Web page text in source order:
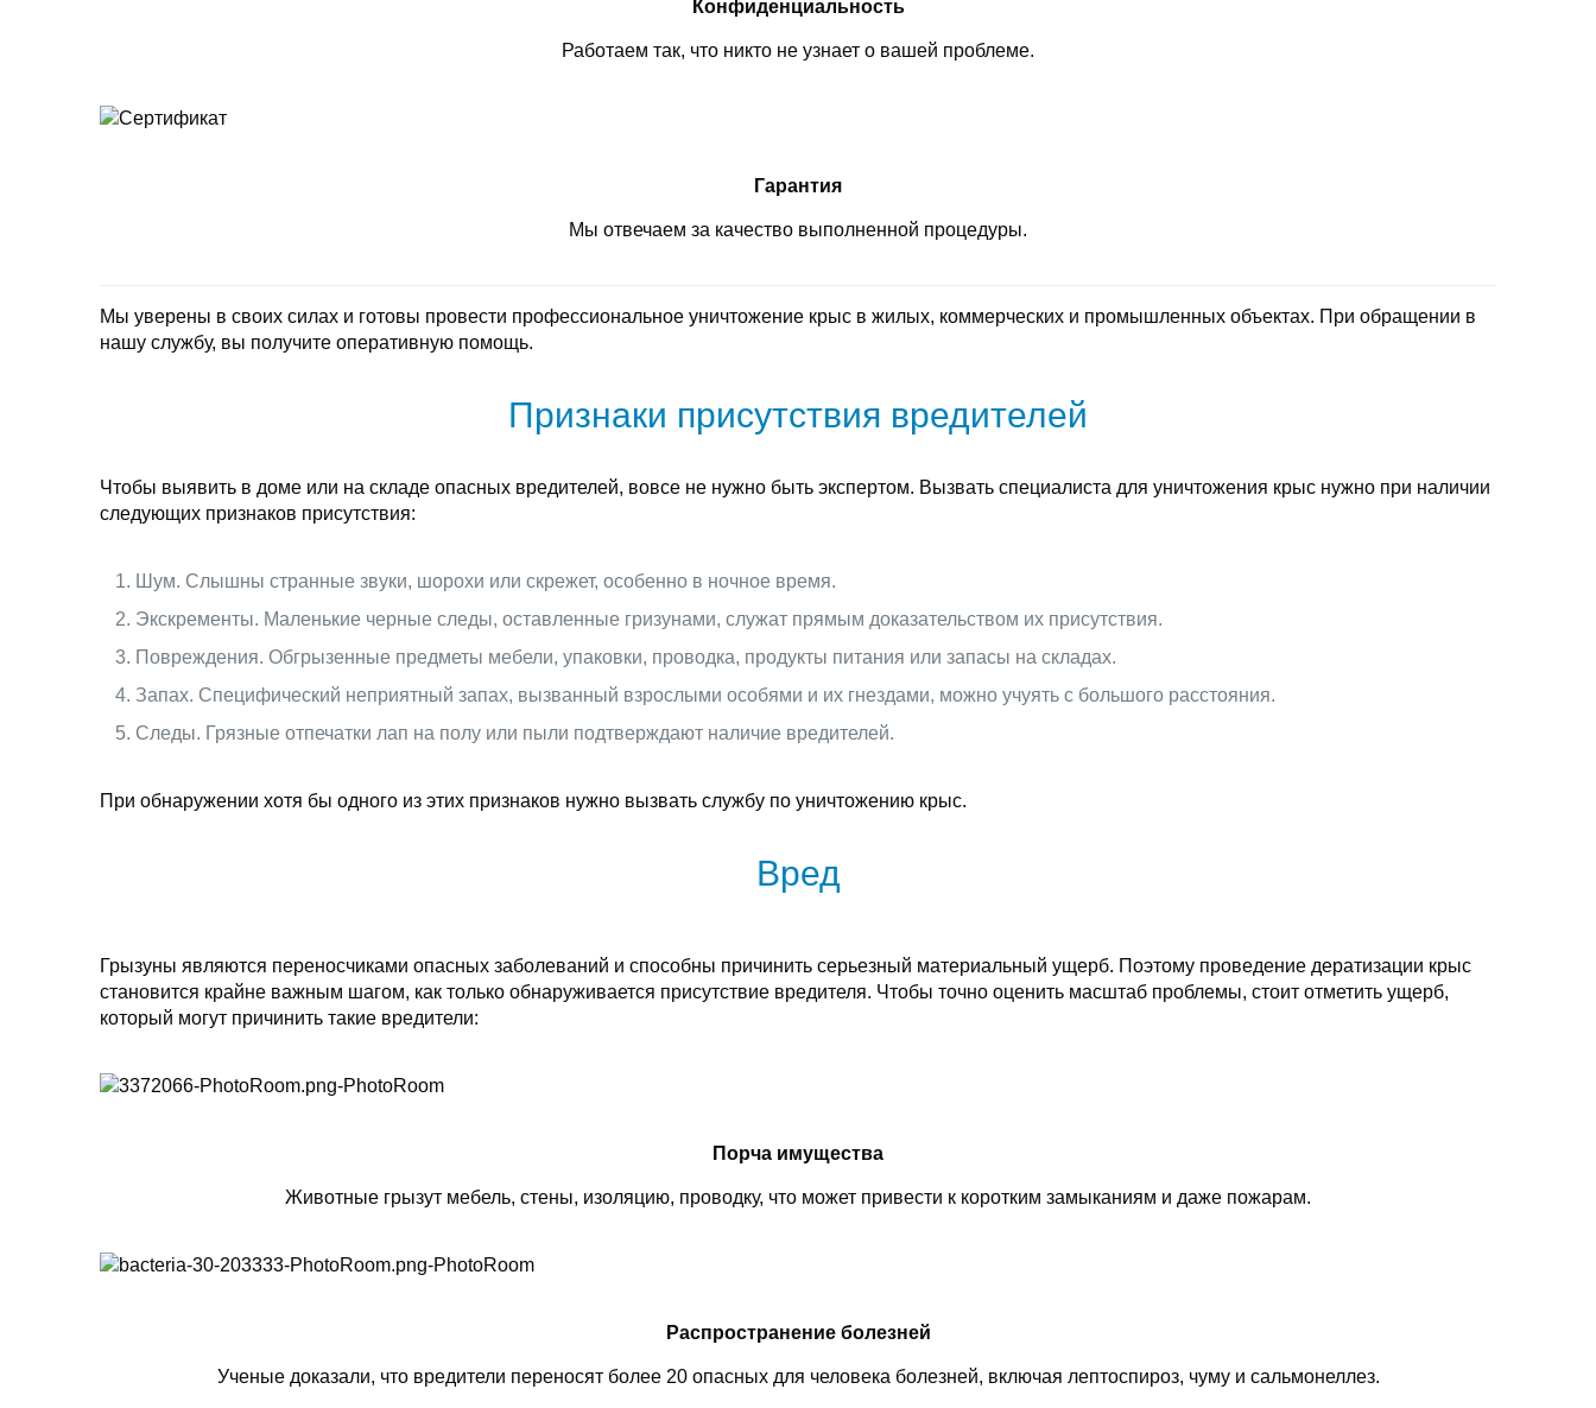
Конфиденциальность
Работаем так, что никто не узнает о вашей проблеме.
Гарантия
Мы отвечаем за качество выполненной процедуры.
Мы уверены в своих силах и готовы провести профессиональное уничтожение крыс в жилых, коммерческих и промышленных объектах. При обращении в
нашу службу, вы получите оперативную помощь.
Признаки присутствия вредителей
Чтобы выявить в доме или на складе опасных вредителей, вовсе не нужно быть экспертом. Вызвать специалиста для уничтожения крыс нужно при наличии
следующих признаков присутствия:
Шум. Слышны странные звуки, шорохи или скрежет, особенно в ночное время.
Экскременты. Маленькие черные следы, оставленные гризунами, служат прямым доказательством их присутствия.
Повреждения. Обгрызенные предметы мебели, упаковки, проводка, продукты питания или запасы на складах.
Запах. Специфический неприятный запах, вызванный взрослыми особями и их гнездами, можно учуять с большого расстояния.
Следы. Грязные отпечатки лап на полу или пыли подтверждают наличие вредителей.
При обнаружении хотя бы одного из этих признаков нужно вызвать службу по уничтожению крыс.
Вред
Грызуны являются переносчиками опасных заболеваний и способны причинить серьезный материальный ущерб. Поэтому проведение дератизации крыс
становится крайне важным шагом, как только обнаруживается присутствие вредителя. Чтобы точно оценить масштаб проблемы, стоит отметить ущерб,
который могут причинить такие вредители:
Порча имущества
Животные грызут мебель, стены, изоляцию, проводку, что может привести к коротким замыканиям и даже пожарам.
Распространение болезней
Ученые доказали, что вредители переносят более 20 опасных для человека болезней, включая лептоспироз, чуму и сальмонеллез.